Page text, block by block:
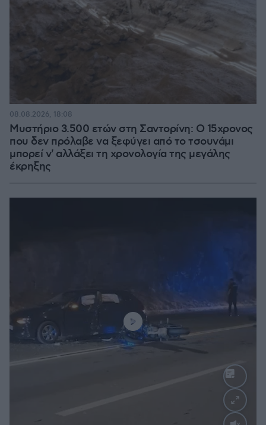
Μυστήριο 3.500 ετών στη Σαντορίνη: Ο 15χρονος
που δεν πρόλαβε να ξεφύγει από το τσουνάμι
μπορεί ν' αλλάξει τη χρονολογία της μεγάλης
έκρηξης
08.08.2026, 18:08